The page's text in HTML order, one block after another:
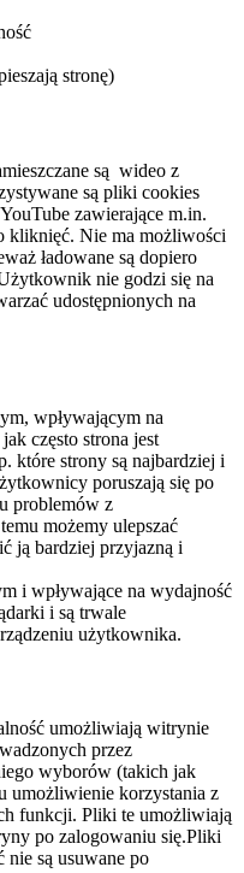
stronę)
są wideo z
są pliki cookies
zawierające m.in.
kliknięć. Nie ma możliwości
ładowane są dopiero
nie godzi się na
udostępnionych na
wpływającym na
często strona jest
które strony są najbardziej i
poruszają się po
problemów z
możemy ulepszać
ją bardziej przyjazną i
i wpływające na wydajność
i są trwale
użytkownika.
umożliwiają witrynie
przez
wyborów (takich jak
umożliwienie korzystania z
funkcji. Pliki te umożliwiają
po zalogowaniu się.Pliki
nie są usuwane po